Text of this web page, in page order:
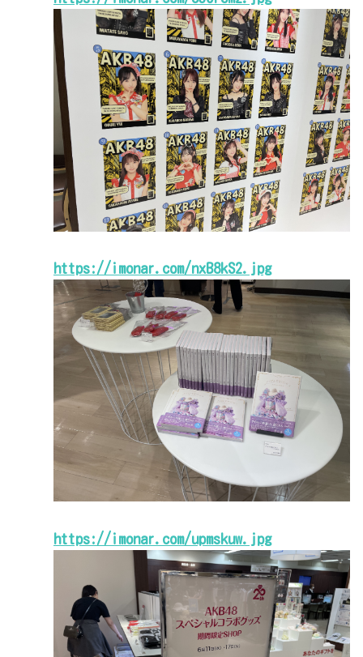
https://imonar.com/nxB8kS2.jpg
https://imonar.com/upmskuw.jpg